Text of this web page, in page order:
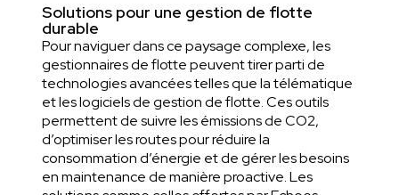
Solutions pour une gestion de flotte
durable
Pour naviguer dans ce paysage complexe, les
gestionnaires de flotte peuvent tirer parti de
technologies avancées telles que la télématique
et les logiciels de gestion de flotte. Ces outils
permettent de suivre les émissions de CO2,
d’optimiser les routes pour réduire la
consommation d’énergie et de gérer les besoins
en maintenance de manière proactive. Les